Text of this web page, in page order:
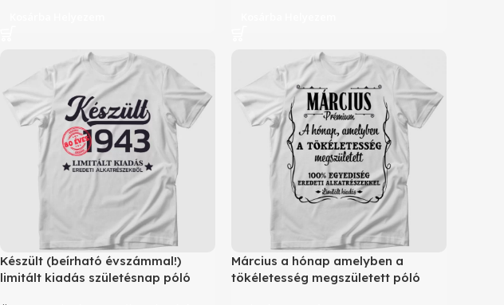
Készült (beírható évszámmal!)
limitált kiadás születésnap póló
Március a hónap amelyben a
tökéletesség megszületett póló